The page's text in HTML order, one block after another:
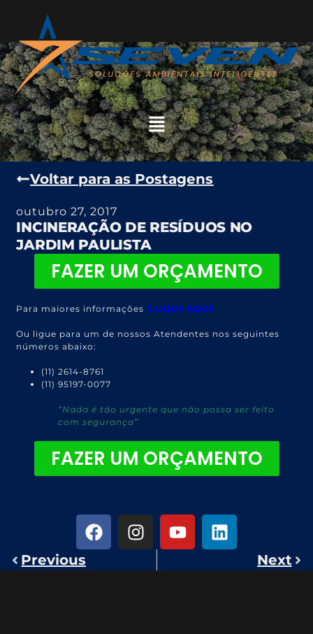
Voltar para as Postagens
outubro 27, 2017
INCINERAÇÃO DE RESÍDUOS NO
JARDIM PAULISTA
FAZER UM ORÇAMENTO
Para maiores informaçõesCLIQUE AQUI!
Ou ligue para um de nossos Atendentes nos seguintes
números abaixo:
(11) 2614-8761
(11) 95197-0077
“Nada é tão urgente que não possa ser feito
com segurança”
FAZER UM ORÇAMENTO
Previous Next